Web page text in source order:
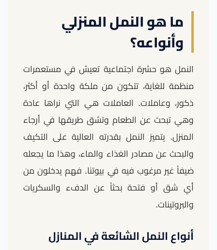
ما هو النمل المنزلي
وأنواعه؟
النمل هو حشرة اجتماعية تعيش في مستعمرات
منظمة للغاية، تتكون من ملكة واحدة أو أكثر،
ذكور، وعاملات. العاملات هي التي نراها عادة
وهي تبحث عن الطعام وتشق طريقها في أرجاء
المنزل. يتميز النمل بقدرته العالية على التكيف
والبحث عن مصادر الغذاء والماء، وهذا ما يجعله
ضيفاً غير مرغوب فيه في بيوتنا. فهم يدخلون من
أي شق أو فتحة بحثاً عن الدفء والسكريات
والبروتينات.
أنواع النمل الشائعة في المنازل